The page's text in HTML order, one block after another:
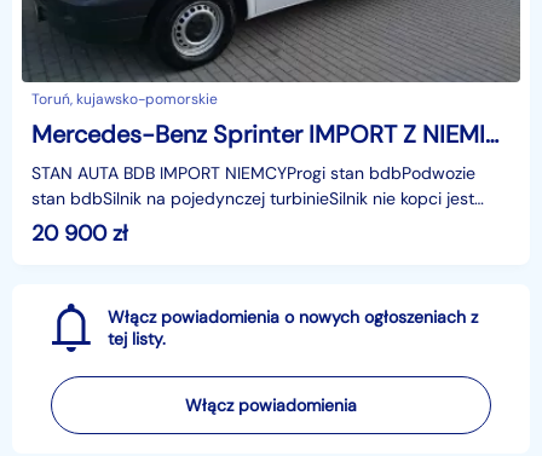
Toruń, kujawsko-pomorskie
Mercedes-Benz Sprinter IMPORT Z NIEMIEC maxx długi opłaty w cenie
STAN AUTA BDB IMPORT NIEMCYProgi stan bdbPodwozie
stan bdbSilnik na pojedynczej turbinieSilnik nie kopci jest
okOpony w stanie do jazdyDwóch włascicieli w niemc
20 900zł
Włącz powiadomienia o nowych ogłoszeniach z
tej listy.
Włącz powiadomienia